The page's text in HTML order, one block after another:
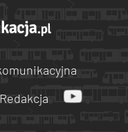
Redakcja